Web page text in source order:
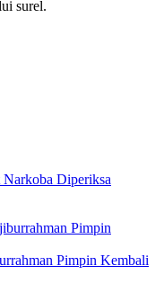
surel.
Narkoba Diperiksa
Pimpin Kembali